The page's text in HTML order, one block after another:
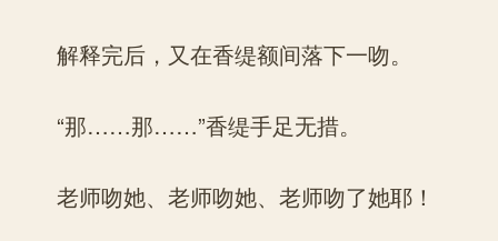
解释完后，又在香缇额间落下一吻。
“那……那……”香缇手足无措。
老师吻她、老师吻她、老师吻了她耶！